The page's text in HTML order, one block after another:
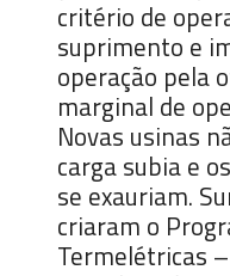
critério de
suprimento e
operação pela
marginal de
Novas usinas
carga subia e
se exauriam.
criaram o
Termelétricas